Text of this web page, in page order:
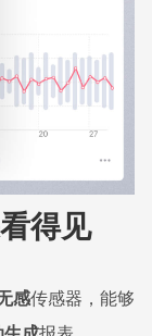
得见
感传感器，能够